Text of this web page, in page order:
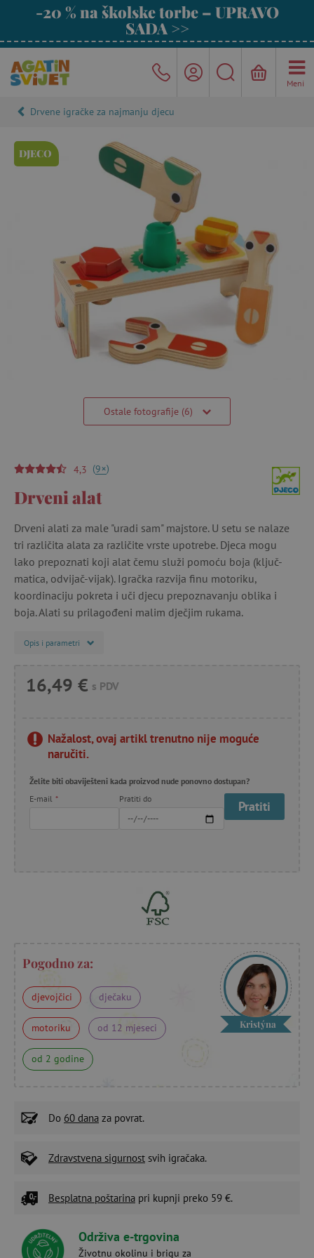
-20 % na školske torbe – UPRAVO
SADA >>
Meni
Drvene igračke za najmanju djecu
DJECO
Ostale fotografije (6)
4,3 (9+)
Drveni alat
Drveni alati za male "uradi sam" majstore. U setu se nalaze
tri različita alata za različite vrste upotrebe. Djeca mogu
lako prepoznati koji alat čemu služi pomoću boja (ključ-
matica, odvijač-vijak). Igračka razvija finu motoriku,
koordinaciju pokreta i uči djecu prepoznavanju oblika i
boja. Alati su prilagođeni malim dječjim rukama.
Opis i parametri
16,49 € s PDV
Nažalost, ovaj artikl trenutno nije moguće
naručiti.
Želite biti obaviješteni kada proizvod nude ponovno dostupan?
E-mail * Pratiti do Pratiti
Pogodno za:
djevojčici dječaku
motoriku od 12 mjeseci
od 2 godine
Kristýna
Do 60 dana za povrat.
Zdravstvena sigurnost svih igračaka.
Besplatna poštarina pri kupnji preko 59 €.
Održiva e-trgovina
Životnu okolinu i brigu za